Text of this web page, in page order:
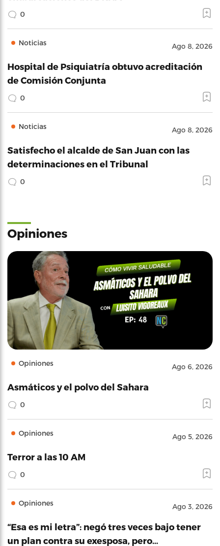
0
Noticias Ago 8, 2026
Hospital de Psiquiatría obtuvo acreditación
de Comisión Conjunta
0
Noticias Ago 8, 2026
Satisfecho el alcalde de San Juan con las
determinaciones en el Tribunal
0
Opiniones
Opiniones Ago 6, 2026
Asmáticos y el polvo del Sahara
0
Opiniones Ago 5, 2026
Terror a las 10 AM
0
Opiniones Ago 3, 2026
“Esa es mi letra”: negó tres veces bajo tener
un plan contra su exesposa, pero…